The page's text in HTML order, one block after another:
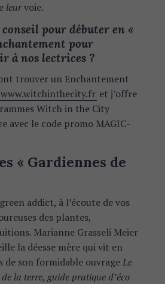
leurvoie.
pour débuter en «
pour
à nos lectrices ?
trouver un Enchantement
www.witchinthecity.fr et j’offre
Witch in the City
avec le code promo MAGIC-
« Gardiennes de
addict, à l’écoute de vos
des plantes,
Marianne Grasseli Meier
la déesse mère qui vit en
de son formidable ouvrageLe
la terre, guide pratique d’éco